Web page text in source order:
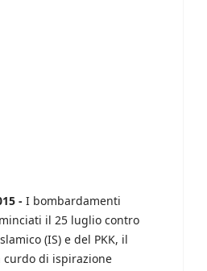
- I bombardamenti
il 25 luglio contro
(IS) e del PKK, il
curdo di ispirazione